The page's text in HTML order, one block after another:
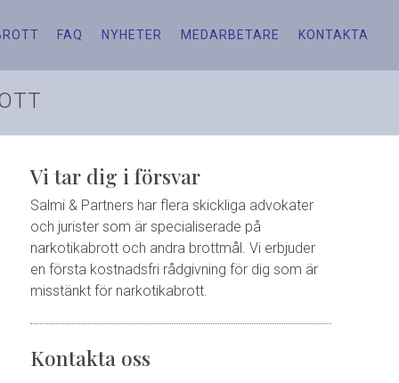
FAQ NYHETER MEDARBETARE KONTAKTA
Vi tar dig i försvar
Salmi & Partners har flera skickliga advokater
och jurister som är specialiserade på
narkotikabrott och andra brottmål. Vi erbjuder
en första kostnadsfri rådgivning för dig som är
misstänkt för narkotikabrott.
Kontakta oss